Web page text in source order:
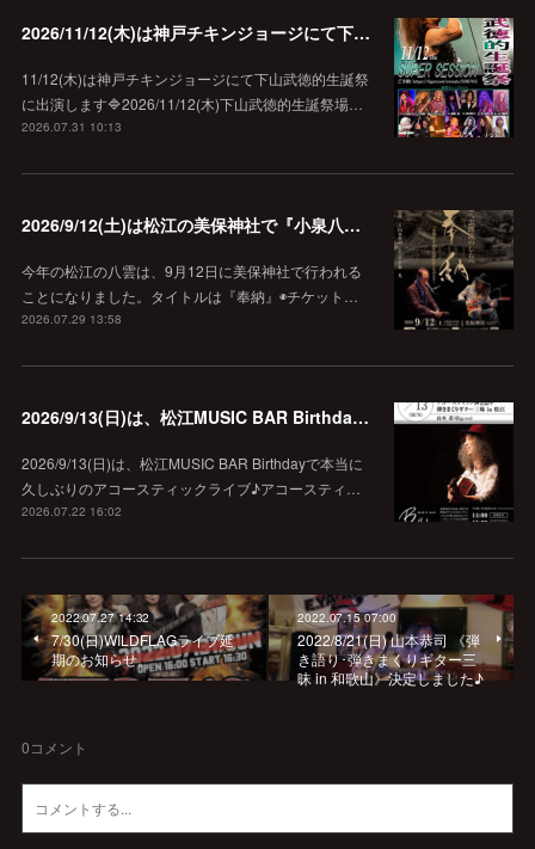
2026/11/12(木)は神戸チキンジョージにて下山武徳的生誕祭に出演します♪
11/12(木)は神戸チキンジョージにて下山武徳的生誕祭
に出演します🔷2026/11/12(木)下山武徳的生誕祭場…
2026.07.31 10:13
2026/9/12(土)は松江の美保神社で『小泉八雲朗読のしらべ』
今年の松江の八雲は、9月12日に美保神社で行われる
ことになりました。タイトルは『奉納』◉チケット…
2026.07.29 13:58
2026/9/13(日)は、松江MUSIC BAR Birthdayでアコースティック弾き語り弾きまくりギター三昧♪
2026/9/13(日)は、松江MUSIC BAR Birthdayで本当に
久しぶりのアコースティックライブ♪アコースティ…
2026.07.22 16:02
2022.07.27 14:32
7/30(日)WILDFLAGライブ延
期のお知らせ。
2022.07.15 07:00
2022/8/21(日) 山本恭司 《弾
き語り･弾きまくりギター三
昧 in 和歌山》決定しました♪
0コメント